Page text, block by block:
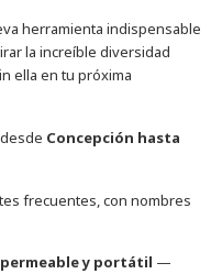
herramienta indispensable
la increíble diversidad
ella en tu próxima
Concepción hasta
frecuentes, con nombres
y portátil —